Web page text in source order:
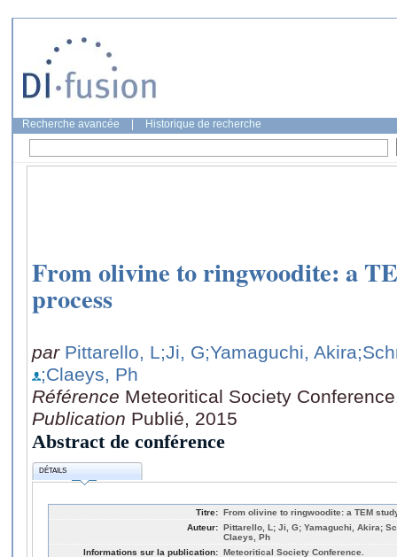
Recherche avancée Historique de recherche
From olivine to ringwoodite: a
process
par Pittarello, L;Ji, G;Yamaguchi, Akira
;Claeys, Ph
Référence Meteoritical Society
Publication Publié, 2015
Abstract de conférence
DÉTAILS
Titre: From olivine to ringwoodite: a TEM
Auteur: Pittarello, L; Ji, G; Yamaguchi, Akira;
Claeys, Ph
Informations sur la publication: Meteoritical Society Conference.